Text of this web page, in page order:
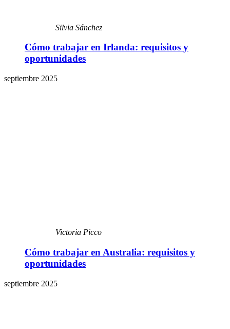
Silvia Sánchez
Cómo trabajar en Irlanda: requisitos y
oportunidades
septiembre 2025
Victoria Picco
Cómo trabajar en Australia: requisitos y
oportunidades
septiembre 2025